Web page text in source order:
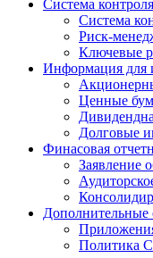
Система
Система
Риск-
Ключевые
Информация для
Ценные
Долговые
Финасовая
Заявление
Дополнительные
Политика